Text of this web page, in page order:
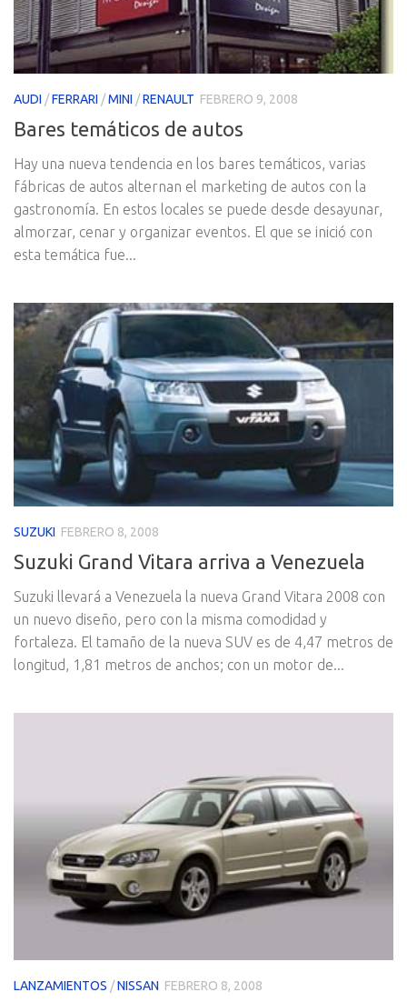
AUDI /FERRARI /MINI /RENAULT FEBRERO 9, 2008
Bares temáticos de autos
Hay una nueva tendencia en los bares temáticos, varias
fábricas de autos alternan el marketing de autos con la
gastronomí­a. En estos locales se puede desde desayunar,
almorzar, cenar y organizar eventos. El que se inició con
esta temática fue...
SUZUKI FEBRERO 8, 2008
Suzuki Grand Vitara arriva a Venezuela
Suzuki llevará a Venezuela la nueva Grand Vitara 2008 con
un nuevo diseño, pero con la misma comodidad y
fortaleza. El tamaño de la nueva SUV es de 4,47 metros de
longitud, 1,81 metros de anchos; con un motor de...
LANZAMIENTOS /NISSAN FEBRERO 8, 2008